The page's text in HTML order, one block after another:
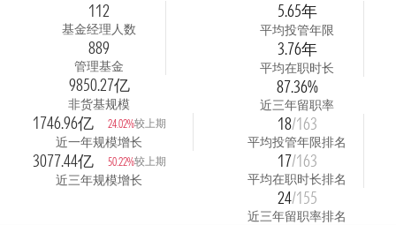
112
基金经理人数
889
管理基金
9850.27亿
非货基规模
1746.96亿 24.02%较上期
近一年规模增长
3077.44亿 50.22%较上期
近三年规模增长
5.65年
平均投管年限
3.76年
平均在职时长
87.36%
近三年留职率
18/163
平均投管年限排名
17/163
平均在职时长排名
24/155
近三年留职率排名